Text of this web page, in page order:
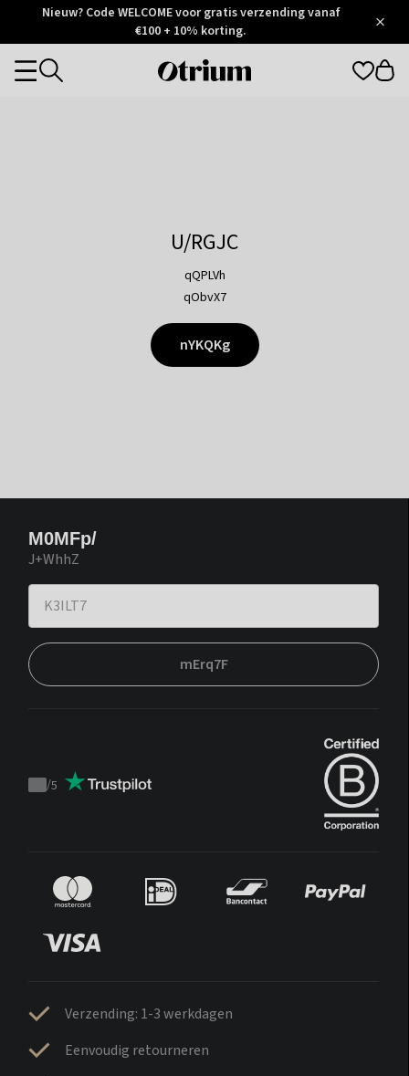
Otrium
Trustpilot
Nieuw? Code WELCOME voor gratis verzending vanaf
€100 + 10% korting.
Otrium
Categories
U/RGJC
qQPLVh
qObvX7
nYKQKg
M0MFp/
J+WhhZ
mErq7F
Trustpilot
/5
Verzending: 1-3 werkdagen
Eenvoudig retourneren